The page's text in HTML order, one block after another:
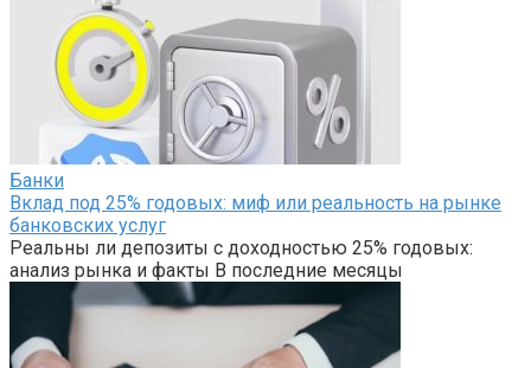
Банки
Вклад под 25% годовых: миф или реальность на рынке
банковских услуг
Реальны ли депозиты с доходностью 25% годовых:
анализ рынка и факты В последние месяцы